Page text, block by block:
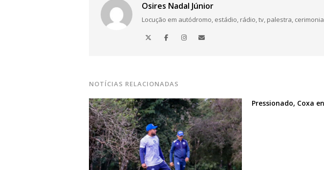
Osires Nadal Júnior
Locução em autódromo, estádio, rádio, tv, palestra,
NOTÍCIAS RELACIONADAS
Pressionado, Coxa